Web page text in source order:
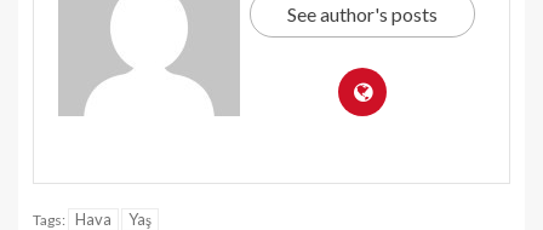
See author's posts
Tags: Hava Yaş